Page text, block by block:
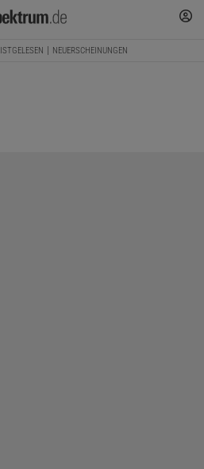
NEUERSCHEINUNGEN